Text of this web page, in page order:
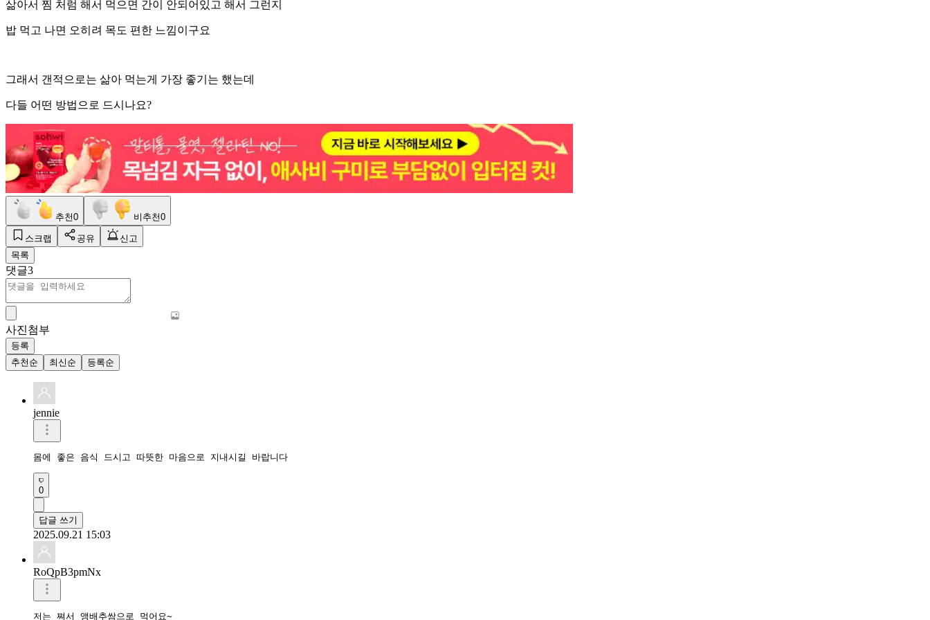
삶아서 찜 처럼 해서 먹으면 간이 안되어있고 해서 그런지
밥 먹고 나면 오히려 목도 편한 느낌이구요
그래서 갠적으로는 삶아 먹는게 가장 좋기는 했는데
다들 어떤 방법으로 드시나요?
추천0 비추천0
스크랩 공유
신고
목록
댓글3
사진첨부
등록
추천순
최신순 등록순
jennie
몸에 좋은 음식 드시고 따뜻한 마음으로 지내시길 바랍니다
0
답글 쓰기
2025.09.21 15:03
RoQpB3pmNx
저는 쪄서 앵배추쌈으로 먹어요~